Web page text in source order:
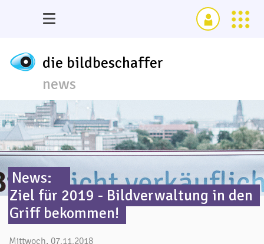
die bildbeschaffer
news
News:
Ziel für 2019 - Bildverwaltung in den
Griff bekommen!
Mittwoch, 07.11.2018